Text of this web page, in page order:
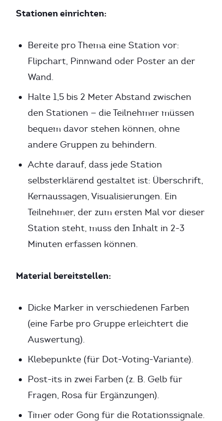
Stationen einrichten:
Bereite pro Thema eine Station vor:
Flipchart, Pinnwand oder Poster an der
Wand.
Halte 1,5 bis 2 Meter Abstand zwischen
den Stationen — die Teilnehmer müssen
bequem davor stehen können, ohne
andere Gruppen zu behindern.
Achte darauf, dass jede Station
selbsterklärend gestaltet ist: Überschrift,
Kernaussagen, Visualisierungen. Ein
Teilnehmer, der zum ersten Mal vor dieser
Station steht, muss den Inhalt in 2-3
Minuten erfassen können.
Material bereitstellen:
Dicke Marker in verschiedenen Farben
(eine Farbe pro Gruppe erleichtert die
Auswertung).
Klebepunkte (für Dot-Voting-Variante).
Post-its in zwei Farben (z. B. Gelb für
Fragen, Rosa für Ergänzungen).
Timer oder Gong für die Rotationssignale.